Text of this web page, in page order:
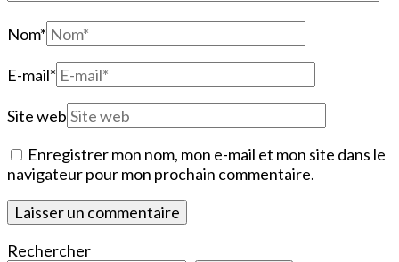
Nom*
E-mail*
Site web
Enregistrer mon nom, mon e-mail et mon site dans le
navigateur pour mon prochain commentaire.
Rechercher